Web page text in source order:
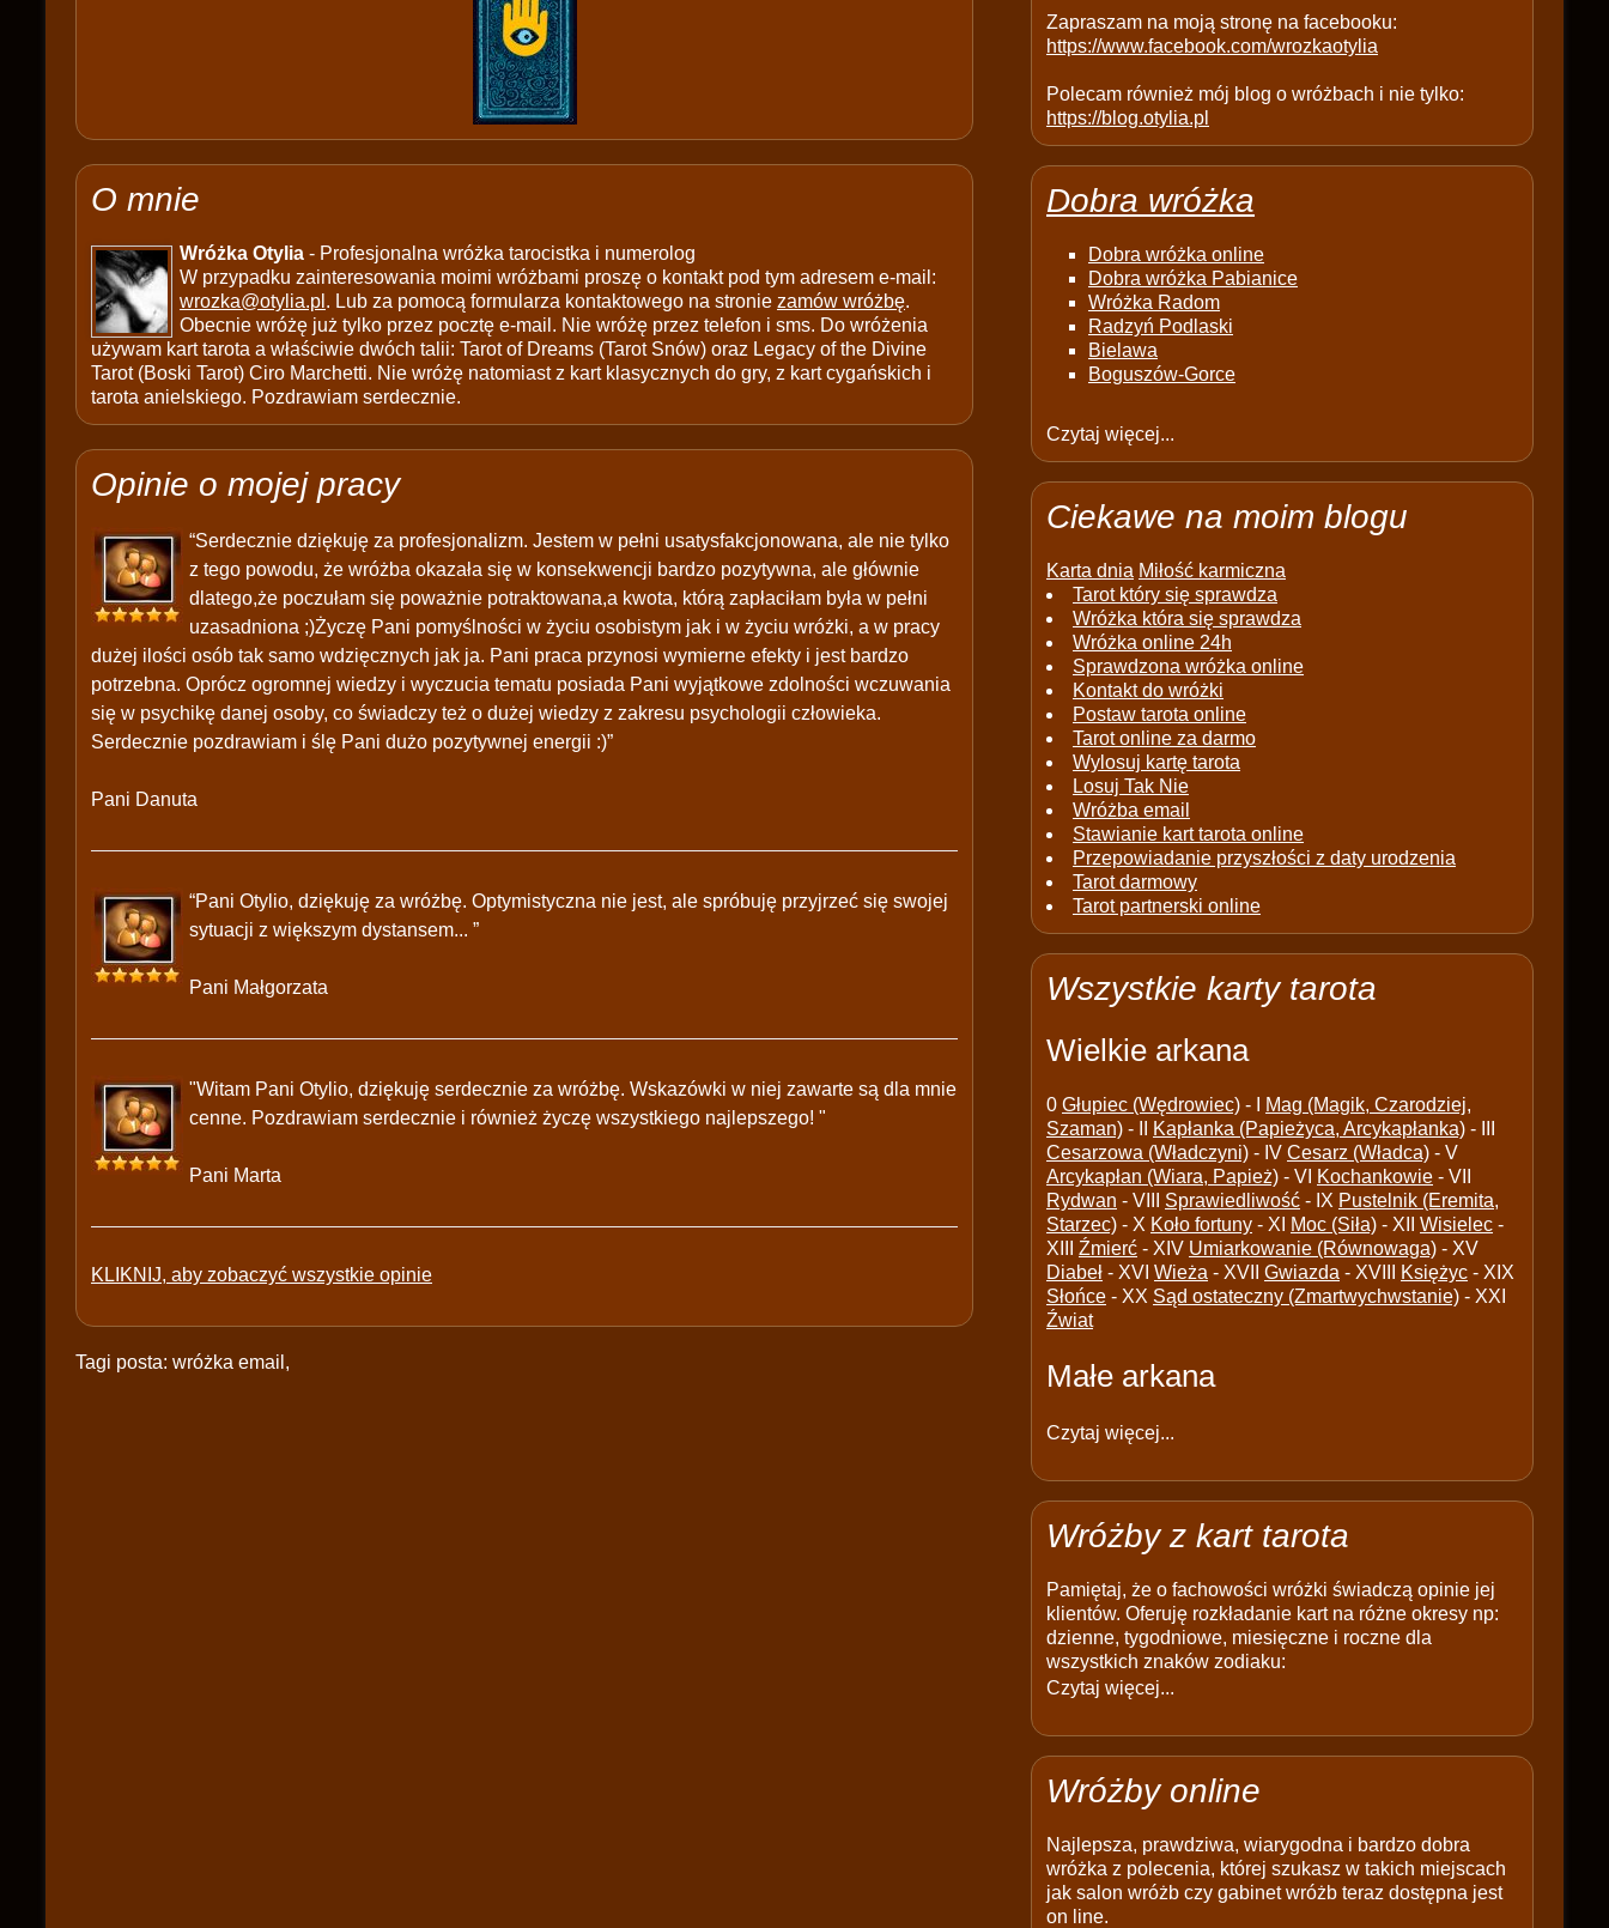
O mnie
Wróżka Otylia - Profesjonalna wróżka tarocistka i numerolog
W przypadku zainteresowania moimi wróżbami proszę o kontakt pod tym adresem e-mail:
wrozka@otylia.pl . Lub za pomocą formularza kontaktowego na stronie zamów wróżbę.
Obecnie wróżę już tylko przez pocztę e-mail. Nie wróżę przez telefon i sms. Do wróżenia
używam kart tarota a właściwie dwóch talii: Tarot of Dreams (Tarot Snów) oraz Legacy of the Divine
Tarot (Boski Tarot) Ciro Marchetti. Nie wróżę natomiast z kart klasycznych do gry, z kart cygańskich i
tarota anielskiego. Pozdrawiam serdecznie.
Opinie o mojej pracy
“Serdecznie dziękuję za profesjonalizm. Jestem w pełni usatysfakcjonowana, ale nie tylko
z tego powodu, że wróżba okazała się w konsekwencji bardzo pozytywna, ale głównie
dlatego,że poczułam się poważnie potraktowana,a kwota, którą zapłaciłam była w pełni
uzasadniona ;)Życzę Pani pomyślności w życiu osobistym jak i w życiu wróżki, a w pracy
dużej ilości osób tak samo wdzięcznych jak ja. Pani praca przynosi wymierne efekty i jest bardzo
potrzebna. Oprócz ogromnej wiedzy i wyczucia tematu posiada Pani wyjątkowe zdolności wczuwania
się w psychikę danej osoby, co świadczy też o dużej wiedzy z zakresu psychologii człowieka.
Serdecznie pozdrawiam i ślę Pani dużo pozytywnej energii :)”
Pani Danuta
“Pani Otylio, dziękuję za wróżbę. Optymistyczna nie jest, ale spróbuję przyjrzeć się swojej
sytuacji z większym dystansem... ”
Pani Małgorzata
"Witam Pani Otylio, dziękuję serdecznie za wróżbę. Wskazówki w niej zawarte są dla mnie
cenne. Pozdrawiam serdecznie i również życzę wszystkiego najlepszego! "
Pani Marta
KLIKNIJ, aby zobaczyć wszystkie opinie
Tagi posta: wróżka email,
Zapraszam na moją stronę na facebooku:
https://www.facebook.com/wrozkaotylia
Polecam również mój blog o wróżbach i nie tylko:
https://blog.otylia.pl
Dobra wróżka
Dobra wróżka online
Dobra wróżka Pabianice
Wróżka Radom
Radzyń Podlaski
Bielawa
Boguszów-Gorce
Czytaj więcej...
Ciekawe na moim blogu
Karta dnia Miłość karmiczna
Tarot który się sprawdza
Wróżka która się sprawdza
Wróżka online 24h
Sprawdzona wróżka online
Kontakt do wróżki
Postaw tarota online
Tarot online za darmo
Wylosuj kartę tarota
Losuj Tak Nie
Wróżba email
Stawianie kart tarota online
Przepowiadanie przyszłości z daty urodzenia
Tarot darmowy
Tarot partnerski online
Wszystkie karty tarota
Wielkie arkana
0 Głupiec (Wędrowiec) - I
Mag (Magik, Czarodziej,
Szaman) - II Kapłanka (Papieżyca, Arcykapłanka) - III
Cesarzowa (Władczyni) - IV Cesarz (Władca) - V
Arcykapłan (Wiara, Papież) - VI Kochankowie - VII
Rydwan - VIII Sprawiedliwość - IX Pustelnik (Eremita,
Starzec) - X Koło fortuny - XI Moc (Siła) - XII Wisielec -
XIII Źmierć - XIV Umiarkowanie (Równowaga) - XV
Diabeł - XVI Wieża - XVII Gwiazda - XVIII Księżyc - XIX
Słońce - XX Sąd ostateczny (Zmartwychwstanie) - XXI
Źwiat
Małe arkana
Czytaj więcej...
Wróżby z kart tarota
Pamiętaj, że o fachowości wróżki świadczą opinie jej
klientów. Oferuję rozkładanie kart na różne okresy np:
dzienne, tygodniowe, miesięczne i roczne dla
wszystkich znaków zodiaku:
Czytaj więcej...
Wróżby online
Najlepsza, prawdziwa, wiarygodna i bardzo dobra
wróżka z polecenia, której szukasz w takich miejscach
jak salon wróżb czy gabinet wróżb teraz dostępna jest
on line.